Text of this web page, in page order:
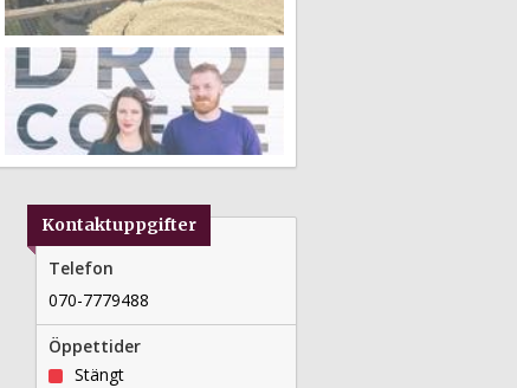
Kontaktuppgifter
Telefon
070-7779488
Öppettider
Stängt